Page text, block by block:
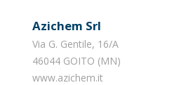
Azichem Srl
Via G. Gentile, 16/A
46044 GOITO (MN)
www.azichem.it